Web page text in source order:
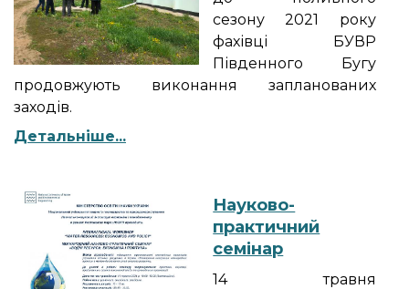
сезону 2021 року
фахівці БУВР
Південного Бугу
продовжують виконання запланованих
заходів.
Детальніше...
Науково-
практичний
семінар
14 травня